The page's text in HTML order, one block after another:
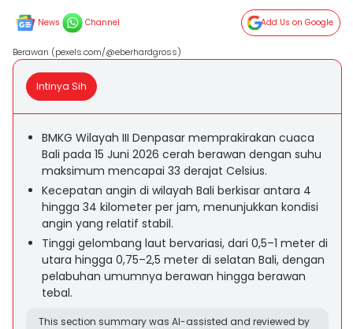
News Channel Add Us on Google
Berawan (pexels.com/@eberhardgross)
Intinya Sih
BMKG Wilayah III Denpasar memprakirakan cuaca
Bali pada 15 Juni 2026 cerah berawan dengan suhu
maksimum mencapai 33 derajat Celsius.
Kecepatan angin di wilayah Bali berkisar antara 4
hingga 34 kilometer per jam, menunjukkan kondisi
angin yang relatif stabil.
Tinggi gelombang laut bervariasi, dari 0,5–1 meter di
utara hingga 0,75–2,5 meter di selatan Bali, dengan
pelabuhan umumnya berawan hingga berawan
tebal.
This section summary was AI-assisted and reviewed by